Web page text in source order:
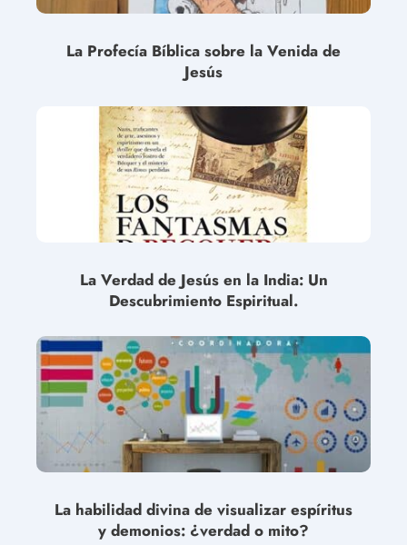
La Profecía Bíblica sobre la Venida de
Jesús
La Verdad de Jesús en la India: Un
Descubrimiento Espiritual.
La habilidad divina de visualizar espíritus
y demonios: ¿verdad o mito?